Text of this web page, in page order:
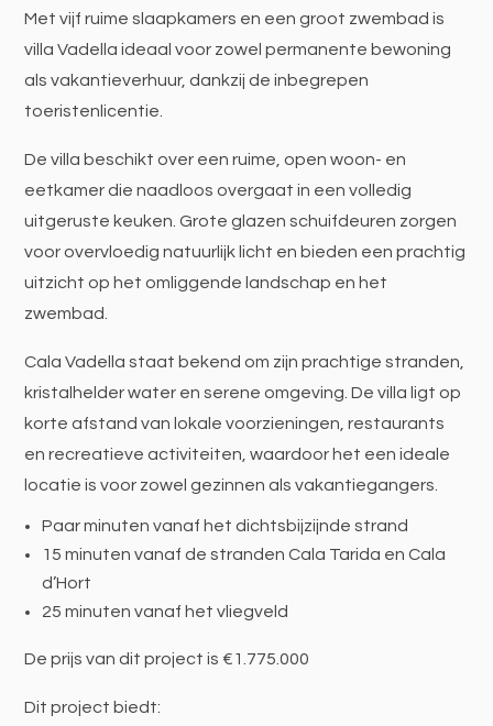
Met vijf ruime slaapkamers en een groot zwembad is
villa Vadella ideaal voor zowel permanente bewoning
als vakantieverhuur, dankzij de inbegrepen
toeristenlicentie.
De villa beschikt over een ruime, open woon- en
eetkamer die naadloos overgaat in een volledig
uitgeruste keuken. Grote glazen schuifdeuren zorgen
voor overvloedig natuurlijk licht en bieden een prachtig
uitzicht op het omliggende landschap en het
zwembad.
Cala Vadella staat bekend om zijn prachtige stranden,
kristalhelder water en serene omgeving. De villa ligt op
korte afstand van lokale voorzieningen, restaurants
en recreatieve activiteiten, waardoor het een ideale
locatie is voor zowel gezinnen als vakantiegangers.
Paar minuten vanaf het dichtsbijzijnde strand
15 minuten vanaf de stranden Cala Tarida en Cala
d’Hort
25 minuten vanaf het vliegveld
De prijs van dit project is €1.775.000
Dit project biedt: